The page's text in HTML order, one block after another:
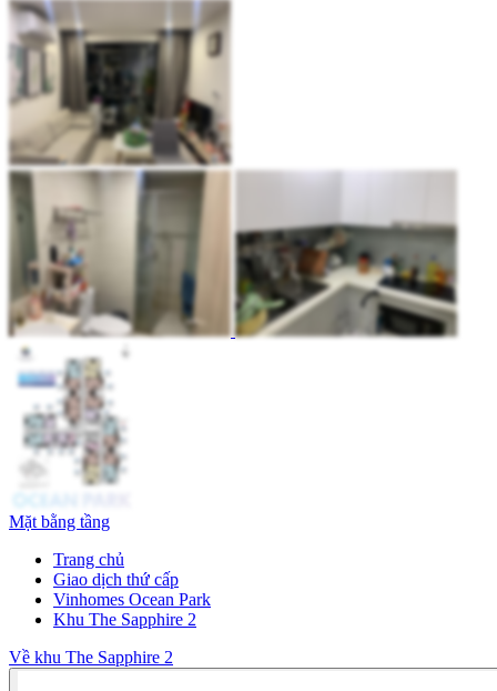
Mặt bằng tầng
Trang chủ
Giao dịch thứ cấp
Vinhomes Ocean Park
Khu The Sapphire 2
Về khu The Sapphire 2